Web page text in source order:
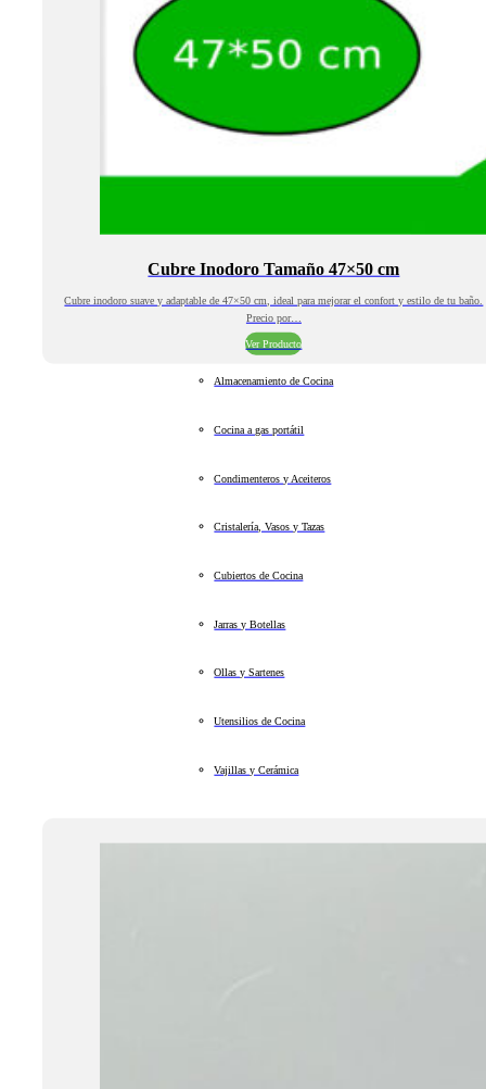
Cubre Inodoro Tamaño 47×50 cm
Cubre inodoro suave y adaptable de 47×50 cm, ideal para mejorar el confort y estilo de tu baño.
Precio por…
Ver Producto
Almacenamiento de Cocina
Cocina a gas portátil
Condimenteros y Aceiteros
Cristalería, Vasos y Tazas
Cubiertos de Cocina
Jarras y Botellas
Ollas y Sartenes
Utensilios de Cocina
Vajillas y Cerámica